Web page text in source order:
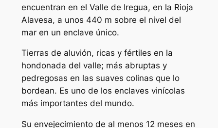
encuentran en el Valle de Iregua, en la Rioja
Alavesa, a unos 440 m sobre el nivel del
mar en un enclave único.
Tierras de aluvión, ricas y fértiles en la
hondonada del valle; más abruptas y
pedregosas en las suaves colinas que lo
bordean. Es uno de los enclaves vinícolas
más importantes del mundo.
Su envejecimiento de al menos 12 meses en